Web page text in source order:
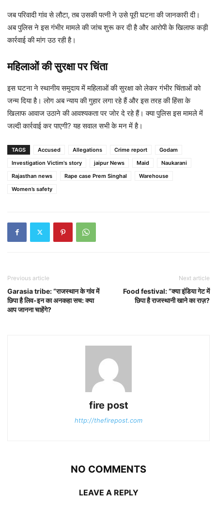
जब परिवादी गांव से लौटा, तब उसकी पत्नी ने उसे पूरी घटना की जानकारी दी।
अब पुलिस ने इस गंभीर मामले की जांच शुरू कर दी है और आरोपी के खिलाफ कड़ी
कार्रवाई की मांग उठ रही है।
महिलाओं की सुरक्षा पर चिंता
इस घटना ने स्थानीय समुदाय में महिलाओं की सुरक्षा को लेकर गंभीर चिंताओं को
जन्म दिया है। लोग अब न्याय की गुहार लगा रहे हैं और इस तरह की हिंसा के
खिलाफ आवाज उठाने की आवश्यकता पर जोर दे रहे हैं। क्या पुलिस इस मामले में
जल्दी कार्रवाई कर पाएगी? यह सवाल सभी के मन में है।
TAGS Accused Allegations Crime report
Godam
Investigation Victim's story
jaipur News Maid
Naukarani
Rajasthan news
Rape case Prem Singhal
Warehouse
Women’s safety
Previous article
Garasia tribe: “राजस्थान के गांव में
छिपा है लिव-इन का अनकहा सच: क्या
आप जानना चाहेंगे?
Next article
Food festival: “क्या इंडिया गेट में
छिपा है राजस्थानी खाने का राज़?
fire post
http://thefirepost.com
NO COMMENTS
LEAVE A REPLY